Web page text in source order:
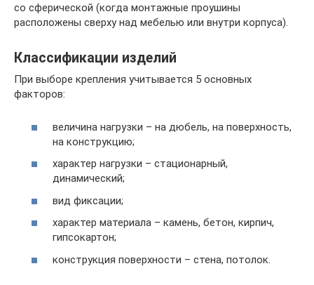
со сферической (когда монтажные проушины
расположены сверху над мебелью или внутри корпуса).
Классификации изделий
При выборе крепления учитывается 5 основных
факторов:
величина нагрузки – на дюбель, на поверхность,
на конструкцию;
характер нагрузки – стационарный,
динамический;
вид фиксации;
характер материала – камень, бетон, кирпич,
гипсокартон;
конструкция поверхности – стена, потолок.